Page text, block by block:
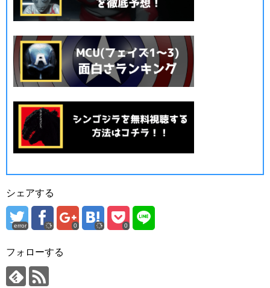
シェアする
error 0 0
フォローする